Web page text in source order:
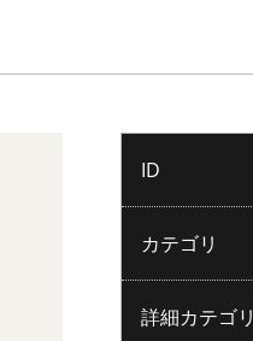
ID
カテゴリ
詳細カテゴリ